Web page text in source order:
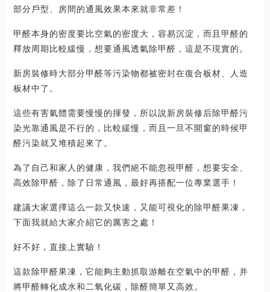
部分戶型、房間的通風效果本來就非常差！
甲醛本身的密度要比空氣的密度大，容易沉淀，而且甲醛的
釋放周期比較緩慢，想要通風透氣除甲醛，這是不現實的。
新房裝修時大部分甲醛等污染物都被密封在復合板材、人造
板材中了。
這些有害氣體需要慢慢的揮發，所以說新房裝修后除甲醛污
染光靠通風是不行的，比較緩慢，而且一旦不開窗的時候甲
醛污染就又堆積起來了。
為了自己和家人的健康，我們絕不能忽視甲醛，想要安全、
高效除甲醛，除了日常通風，最好再搭配一位專業選手！
建議大家選擇這么一款又快速，又能可視化的除甲醛果凍，
下面我就給大家介紹它的厲害之處！
好不好，直接上實驗！
這款除甲醛果凍，它能夠主動抓取游離在空氣中的甲醛，并
將甲醛轉化成水和二氧化碳，除醛簡單又高效。